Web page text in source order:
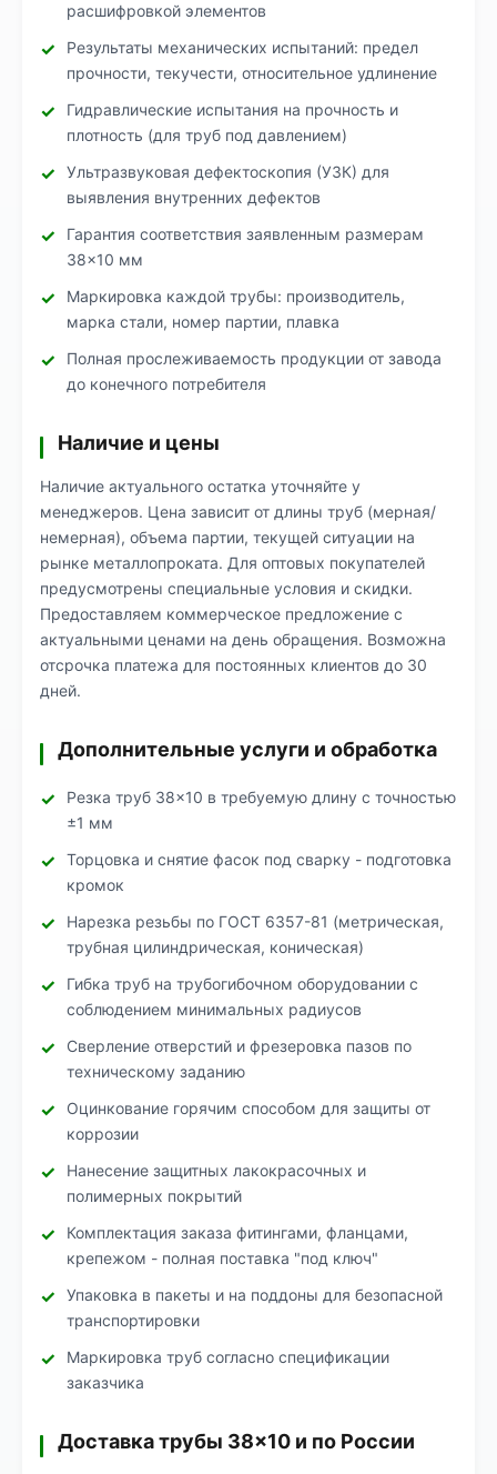
расшифровкой элементов
Результаты механических испытаний: предел
прочности, текучести, относительное удлинение
Гидравлические испытания на прочность и
плотность (для труб под давлением)
Ультразвуковая дефектоскопия (УЗК) для
выявления внутренних дефектов
Гарантия соответствия заявленным размерам
38×10 мм
Маркировка каждой трубы: производитель,
марка стали, номер партии, плавка
Полная прослеживаемость продукции от завода
до конечного потребителя
Наличие и цены
Наличие актуального остатка уточняйте у
менеджеров. Цена зависит от длины труб (мерная/
немерная), объема партии, текущей ситуации на
рынке металлопроката. Для оптовых покупателей
предусмотрены специальные условия и скидки.
Предоставляем коммерческое предложение с
актуальными ценами на день обращения. Возможна
отсрочка платежа для постоянных клиентов до 30
дней.
Дополнительные услуги и обработка
Резка труб 38×10 в требуемую длину с точностью
±1 мм
Торцовка и снятие фасок под сварку - подготовка
кромок
Нарезка резьбы по ГОСТ 6357-81 (метрическая,
трубная цилиндрическая, коническая)
Гибка труб на трубогибочном оборудовании с
соблюдением минимальных радиусов
Сверление отверстий и фрезеровка пазов по
техническому заданию
Оцинкование горячим способом для защиты от
коррозии
Нанесение защитных лакокрасочных и
полимерных покрытий
Комплектация заказа фитингами, фланцами,
крепежом - полная поставка "под ключ"
Упаковка в пакеты и на поддоны для безопасной
транспортировки
Маркировка труб согласно спецификации
заказчика
Доставка трубы 38×10 и по России